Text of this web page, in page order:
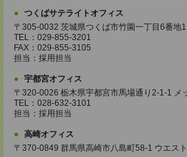
つくばサテライトオフィス
〒305-0032 茨城県つくば市竹園一丁目6番地
TEL：029-855-3201
FAX：029-855-3105
担当：採用担当
宇都宮オフィス
〒320-0026 栃木県宇都宮市馬場通り2-1-1 メ
TEL：028-632-3101
担当：採用担当
高崎オフィス
〒370-0849 群馬県高崎市八島町58-1 ウエス